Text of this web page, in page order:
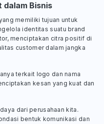
dalam Bisnis
memiliki tujuan untuk
identitas suatu brand
menciptakan citra positif di
customer dalam jangka
terkait logo dan nama
kesan yang kuat dan
dari perusahaan kita.
bentuk komunikasi dan